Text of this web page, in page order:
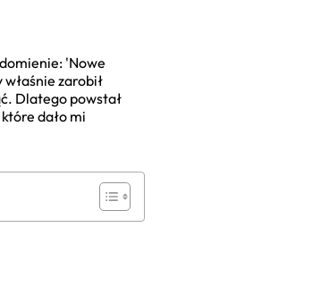
'Nowe
zarobił
Dlatego powstał
dało mi